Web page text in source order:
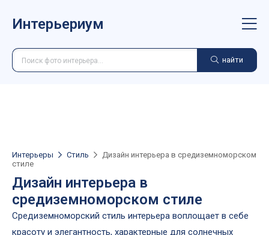
Интерьериум
найти
Интерьеры Стиль
Дизайн интерьера в средиземноморском
стиле
Дизайн интерьера в
средиземноморском стиле
Средиземноморский стиль интерьера воплощает в себе
красоту и элегантность, характерные для солнечных